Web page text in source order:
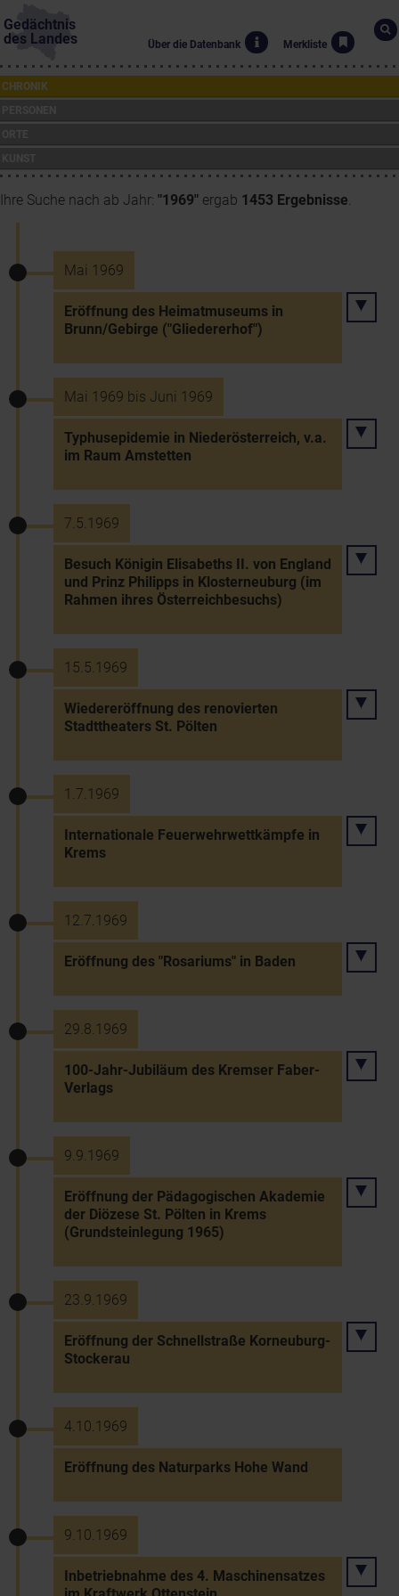
Gedächtnis
des Landes
Über die Datenbank Merkliste
CHRONIK
Ihre Suche nach ab Jahr: "1969" ergab 1453 Ergebnisse.
Mai 1969
Eröffnung des Heimatmuseums in
Brunn/Gebirge ("Gliedererhof")
Mai 1969 bis Juni 1969
Typhusepidemie in Niederösterreich, v.a.
im Raum Amstetten
7.5.1969
Besuch Königin Elisabeths II. von England
und Prinz Philipps in Klosterneuburg (im
Rahmen ihres Österreichbesuchs)
15.5.1969
Wiedereröffnung des renovierten
Stadttheaters St. Pölten
1.7.1969
Internationale Feuerwehrwettkämpfe in
Krems
12.7.1969
Eröffnung des "Rosariums" in Baden
29.8.1969
100-Jahr-Jubiläum des Kremser Faber-
Verlags
9.9.1969
Eröffnung der Pädagogischen Akademie
der Diözese St. Pölten in Krems
(Grundsteinlegung 1965)
23.9.1969
Eröffnung der Schnellstraße Korneuburg-
Stockerau
4.10.1969
Eröffnung des Naturparks Hohe Wand
9.10.1969
Inbetriebnahme des 4. Maschinensatzes